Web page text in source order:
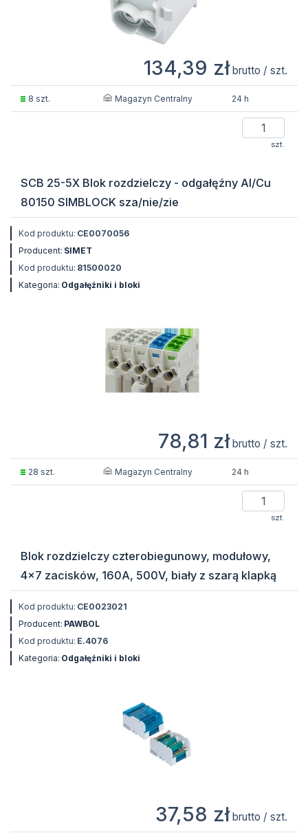
134,39 zł brutto / szt.
8 szt. Magazyn Centralny 24 h
szt.
SCB 25-5X Blok rozdzielczy - odgałęźny Al/Cu
80150 SIMBLOCK sza/nie/zie
Kod produktu: CE0070056
Producent: SIMET
Kod produktu: 81500020
Kategoria: Odgałęźniki i bloki
78,81 zł brutto / szt.
28 szt. Magazyn Centralny 24 h
szt.
Blok rozdzielczy czterobiegunowy, modułowy,
4x7 zacisków, 160A, 500V, biały z szarą klapką
Kod produktu: CE0023021
Producent: PAWBOL
Kod produktu: E.4076
Kategoria: Odgałęźniki i bloki
37,58 zł brutto / szt.